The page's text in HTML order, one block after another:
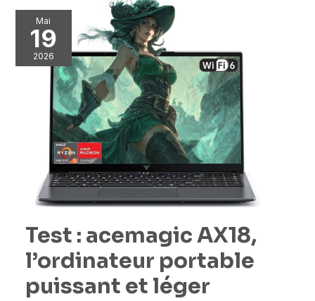
Mai
19
2026
Test : acemagic AX18,
l’ordinateur portable
puissant et léger